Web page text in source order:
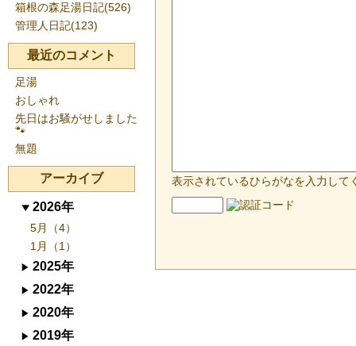
表示されているひらがなを入力して
箱根の森足湯日記(526)
管理人日記(123)
最近のコメント
足湯
おしゃれ
先日はお騒がせしました
🐾
無題
アーカイブ
2026年
5月（4）
1月（1）
2025年
2022年
2020年
2019年